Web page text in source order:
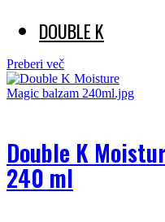
DOUBLE K
Preberi več
Double K
240 ml